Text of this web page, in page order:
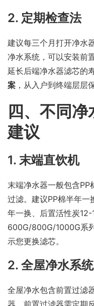
2. 定期检查法
建议每三个月打开净水
净水系统，可以安装前
延长后端净水器滤芯的
案 ，从入户到终端层层
四、不同
建议
1. 末端直饮机
末端净水器一般包含
过滤。建议PP棉半年一
年一换、后置活性炭
600G/800G/1000G系
示您更换滤芯。
2. 全屋净水系统
全屋净水包含前置过滤